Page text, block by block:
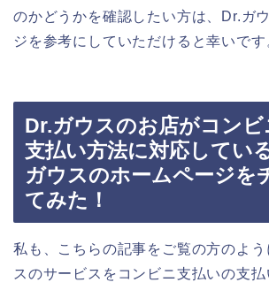
のかどうかを確認したい方は、Dr.ガ
ジを参考にしていただけると幸いです
Dr.ガウスのお店がコンビ
支払い方法に対応してい
ガウスのホームページを
てみた！
私も、こちらの記事をご覧の方のよ
スのサービスをコンビニ支払いの支